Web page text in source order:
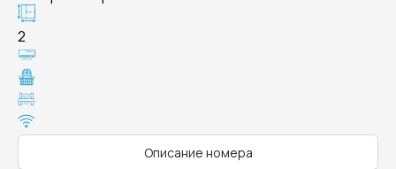
2
Описание номера